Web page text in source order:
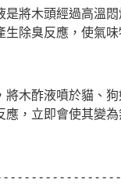
是將木頭經過高溫
生除臭反應，使氣
將木酢液噴於貓、
應，立即會使其變為
- - - - - - - - - - - - - - - -